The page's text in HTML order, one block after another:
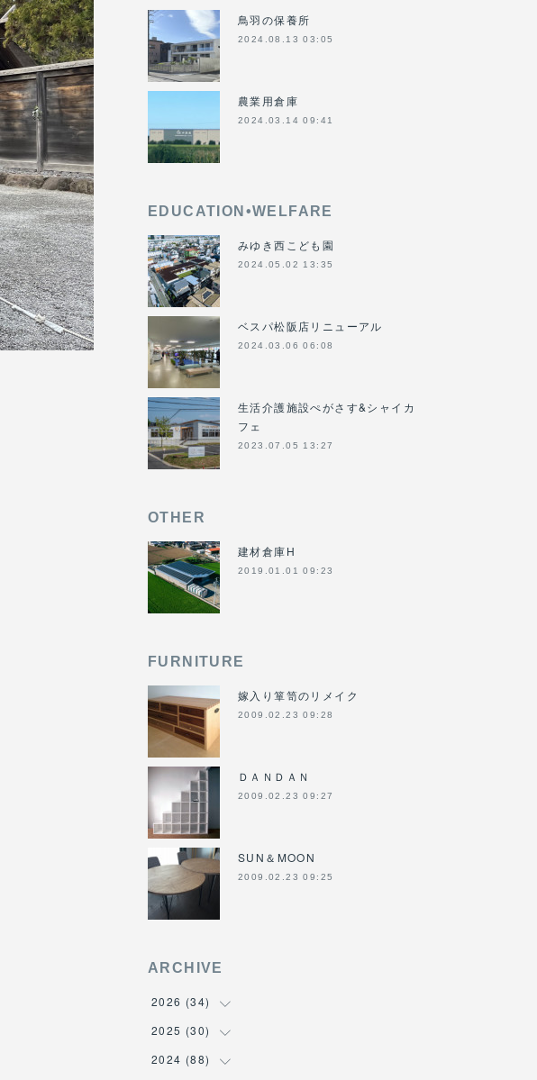
鳥羽の保養所
2024.08.13 03:05
農業用倉庫
2024.03.14 09:41
EDUCATION•WELFARE
みゆき西こども園
2024.05.02 13:35
ベスパ松阪店リニューアル
2024.03.06 06:08
生活介護施設ぺがさす&シャイカ
フェ
2023.07.05 13:27
OTHER
建材倉庫H
2019.01.01 09:23
FURNITURE
嫁入り箪笥のリメイク
2009.02.23 09:28
ＤＡＮＤＡＮ
2009.02.23 09:27
SUN＆MOON
2009.02.23 09:25
ARCHIVE
2026 (34)
(1)
(4)
2025 (30)
(6)
2024 (88)